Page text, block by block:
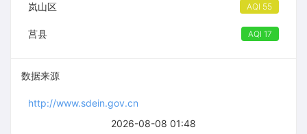
2026-08-08 01:48
岚山区 AQI 55
莒县 AQI 17
数据来源
http://www.sdein.gov.cn